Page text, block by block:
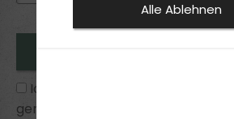
Ich habe die
genommen und bin mit ihnen
Alle Ablehnen